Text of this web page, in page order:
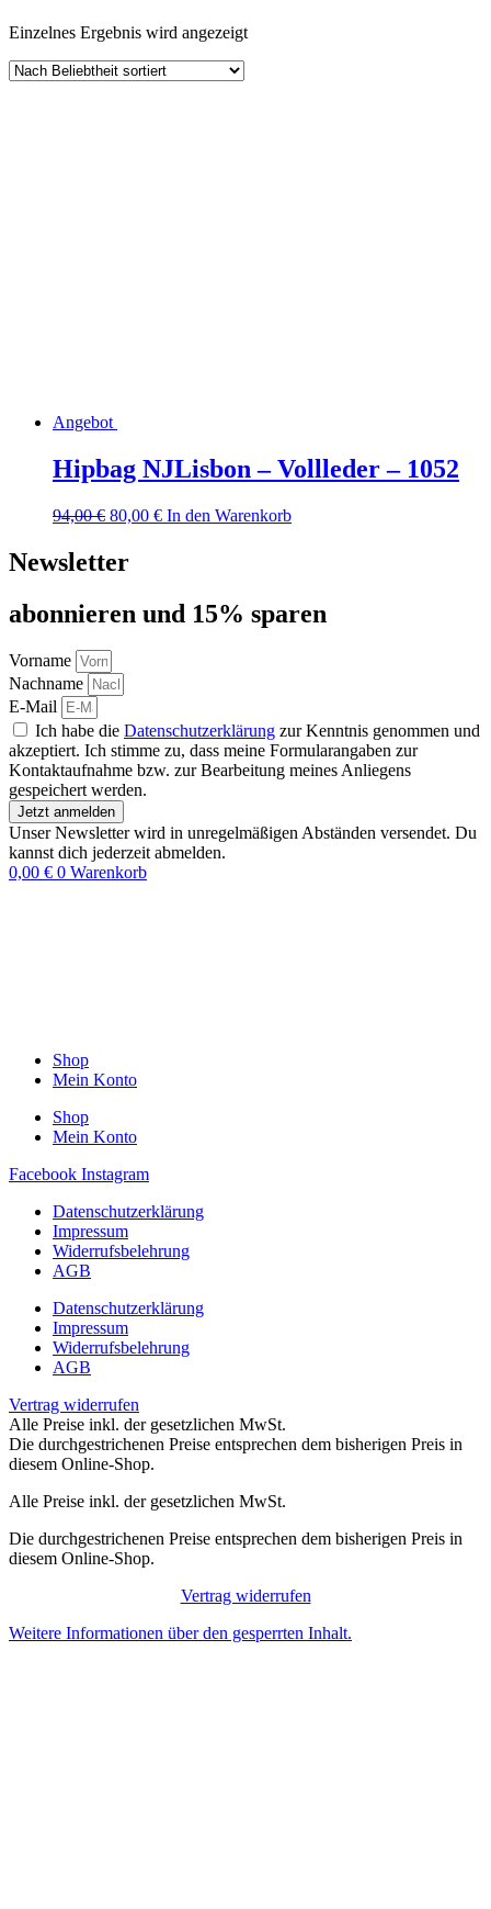
Einzelnes Ergebnis wird angezeigt
Angebot
Hipbag NJLisbon – Vollleder – 1052
94,00€ Ursprünglicher
94,00 €
80,00 €Aktueller
In den Warenkorb
Newsletter
abon­nie­ren und 15% sparen
Vorname
Nachname
E-Mail
Ich habe die Datenschutzerklärung zur Kenntnis genommen und
akzeptiert. Ich stimme zu, dass meine Formularangaben zur
Kontaktaufnahme bzw. zur Bearbeitung meines Anliegens
gespeichert werden.
Jetzt anmelden
Unser Newsletter wird in unregelmäßigen Abständen versendet. Du
kannst dich jederzeit abmelden.
0,00 € 0 Warenkorb
Shop
Mein Konto
Shop
Mein Konto
Facebook Instagram
Datenschutzerklärung
Impressum
Widerrufsbelehrung
AGB
Datenschutzerklärung
Impressum
Widerrufsbelehrung
AGB
Vertrag widerrufen
Alle Preise inkl. der gesetzlichen MwSt.
Die durchgestrichenen Preise entsprechen dem bisherigen Preis in
diesem Online-Shop.
Alle Preise inkl. der gesetzlichen MwSt.
Die durchgestrichenen Preise entsprechen dem bisherigen Preis in
diesem Online-Shop.
Vertrag widerrufen
Weitere Informationen über den gesperrten Inhalt.